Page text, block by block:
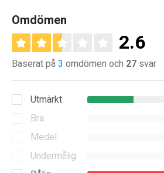
Omdömen
2.6
Baserat på3 omdömen och 27 svar
Utmärkt
Bra
Medel
Undermålig